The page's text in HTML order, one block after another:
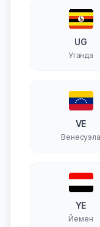
UG
Уганда
VE
Венесуэла
YE
Йемен